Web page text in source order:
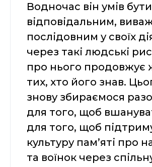
Водночас він умів бути
відповідальним,
послідовним у своїх
через такі людські
про нього продовжує
тих, хто його знав.
знову збираємося
для того, щоб
для того, щоб
культуру пам’яті про
та воїнок через